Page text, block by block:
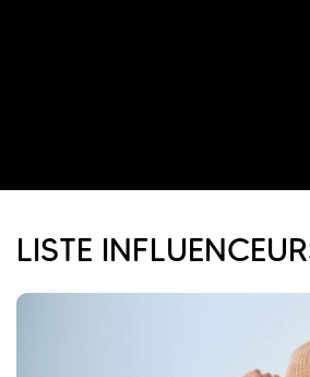
LISTE